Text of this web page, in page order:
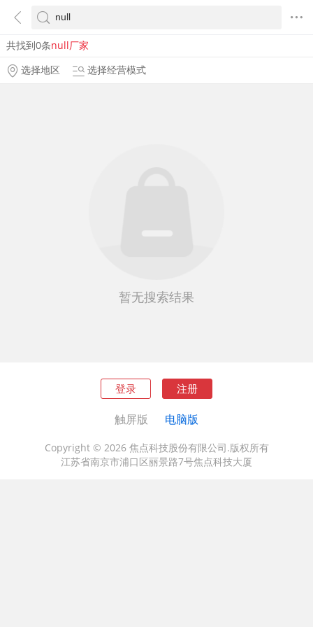
共找到0条null厂家
选择地区
选择经营模式
暂无搜索结果
登录 注册
触屏版 电脑版
Copyright © 2026 焦点科技股份有限公司.版权所有
江苏省南京市浦口区丽景路7号焦点科技大厦